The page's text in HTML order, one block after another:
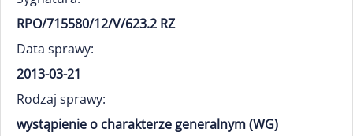
RPO/715580/12/V/623.2 RZ
Data sprawy:
2013-03-21
Rodzaj sprawy:
wystąpienie o charakterze generalnym (WG)